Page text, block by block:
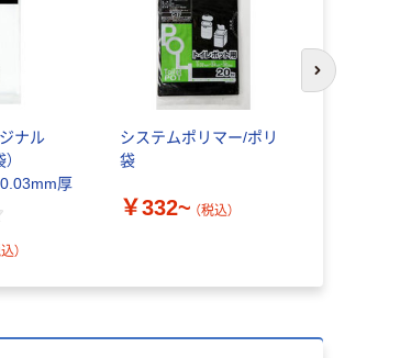
ジナル
）
厚
）
システムポリマー/ポリ
袋
￥332~ （税込）
次のスライド